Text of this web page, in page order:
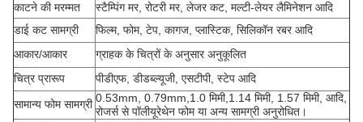
काटने की मरम्मत
स्टैम्पिंग मर, रोटरी मर, लेजर कट, मल्टी-लेयर लैमिनेशन आदि
डाई कट सामग्री
फिल्म, फोम, टेप, कागज, प्लास्टिक, सिलिकॉन रबर आदि
आकार/आकार
ग्राहक के चित्रों के अनुसार अनुकूलित
चित्र प्रारूप
पीडीएफ, डीडब्ल्यूजी, एसटीपी, स्टेप आदि
सामान्य फोम सामग्री 0.53mm, 0.79mm,1.0 मिमी,1.14 मिमी, 1.57 मिमी, आदि,
रोजर्स से पॉलीयूरेथेन फोम या अन्य सामग्री अनुरोधित।